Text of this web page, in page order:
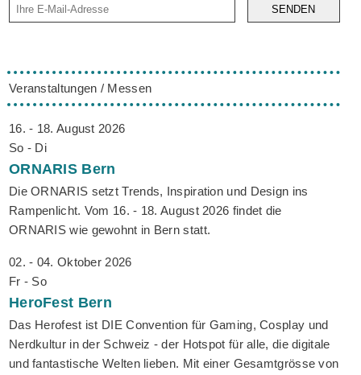
SENDEN
Veranstaltungen / Messen
16. - 18. August 2026
So - Di
ORNARIS Bern
Die ORNARIS setzt Trends, Inspiration und Design ins
Rampenlicht. Vom 16. - 18. August 2026 findet die
ORNARIS wie gewohnt in Bern statt.
02. - 04. Oktober 2026
Fr - So
HeroFest Bern
Das Herofest ist DIE Convention für Gaming, Cosplay und
Nerdkultur in der Schweiz - der Hotspot für alle, die digitale
und fantastische Welten lieben. Mit einer Gesamtgrösse von